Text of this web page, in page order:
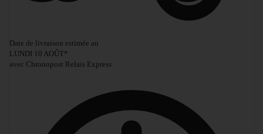
Date de livraison estimée au
LUNDI 10 AOÛT*
avec Chronopost Relais Express